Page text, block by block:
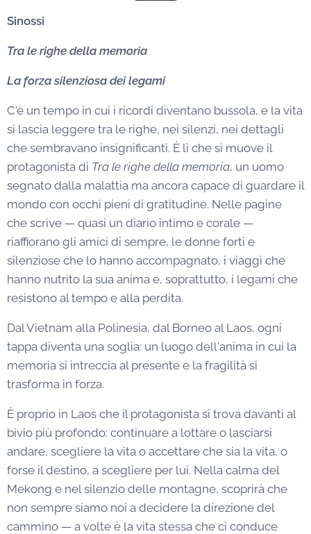
Sinossi
Tra le righe della memoria
La forza silenziosa dei legami
C'è un tempo in cui i ricordi diventano bussola, e la vita
si lascia leggere tra le righe, nei silenzi, nei dettagli
che sembravano insignificanti. È lì che si muove il
protagonista di Tra le righe della memoria, un uomo
segnato dalla malattia ma ancora capace di guardare il
mondo con occhi pieni di gratitudine. Nelle pagine
che scrive — quasi un diario intimo e corale —
riaffiorano gli amici di sempre, le donne forti e
silenziose che lo hanno accompagnato, i viaggi che
hanno nutrito la sua anima e, soprattutto, i legami che
resistono al tempo e alla perdita.
Dal Vietnam alla Polinesia, dal Borneo al Laos, ogni
tappa diventa una soglia: un luogo dell'anima in cui la
memoria si intreccia al presente e la fragilità si
trasforma in forza.
È proprio in Laos che il protagonista si trova davanti al
bivio più profondo: continuare a lottare o lasciarsi
andare, scegliere la vita o accettare che sia la vita, o
forse il destino, a scegliere per lui. Nella calma del
Mekong e nel silenzio delle montagne, scoprirà che
non sempre siamo noi a decidere la direzione del
cammino — a volte è la vita stessa che ci conduce